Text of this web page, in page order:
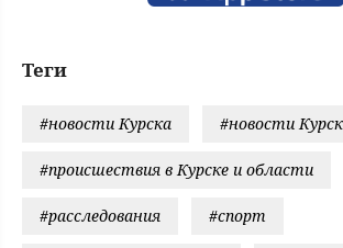
Теги
#новости Курска #новости
#происшествия в Курске и области
#расследования #спорт